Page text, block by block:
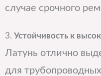
случае срочного
3. Устойчивость к
Латунь отлично
для